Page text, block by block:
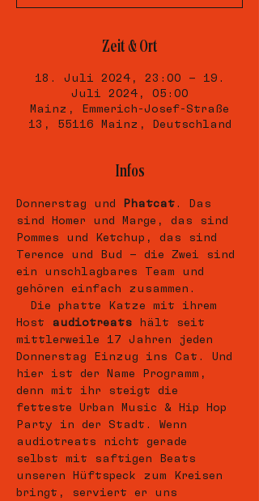
Zeit & Ort
18. Juli 2024, 23:00 – 19.
Juli 2024, 05:00
Mainz, Emmerich-Josef-Straße
13, 55116 Mainz, Deutschland
Infos
Donnerstag und Phatcat . Das
sind Homer und Marge, das sind
Pommes und Ketchup, das sind
Terence und Bud – die Zwei sind
ein unschlagbares Team und
gehören einfach zusammen.
Die phatte Katze mit ihrem
Host audiotreats hält seit
mittlerweile 17 Jahren jeden
Donnerstag Einzug ins Cat. Und
hier ist der Name Programm,
denn mit ihr steigt die
fetteste Urban Music & Hip Hop
Party in der Stadt. Wenn
audiotreats nicht gerade
selbst mit saftigen Beats
unseren Hüftspeck zum Kreisen
bringt, serviert er uns